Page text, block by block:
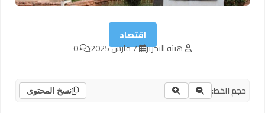
اقتصاد
هيئة التحرير 7 مارس 2025
حجم الخط: نسخ المحتوى